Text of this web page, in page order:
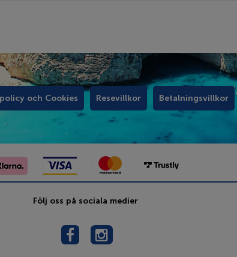
och Cookies Resevillkor Betalningsvillkor
Följ oss på sociala medier